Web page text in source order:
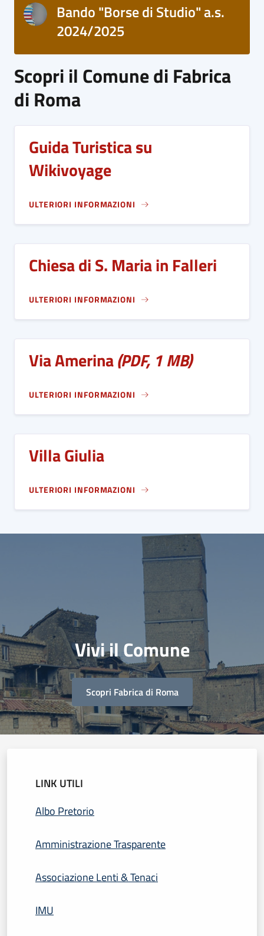
Bando "Borse di Studio" a.s.
2024/2025
Scopri il Comune di Fabrica
di Roma
Guida Turistica su
Wikivoyage
ULTERIORI INFORMAZIONI
Chiesa di S. Maria in Falleri
ULTERIORI INFORMAZIONI
Via Amerina(PDF, 1 MB)
ULTERIORI INFORMAZIONI
Villa Giulia
ULTERIORI INFORMAZIONI
Vivi il Comune
Scopri Fabrica di Roma
LINK UTILI
Albo Pretorio
Amministrazione Trasparente
Associazione Lenti & Tenaci
IMU